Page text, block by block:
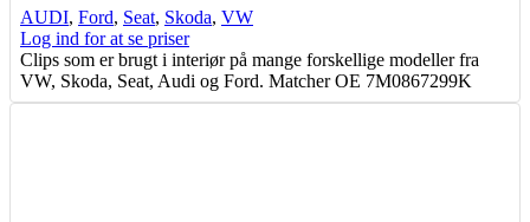
AUDI, Ford, Seat, Skoda, VW
Log ind for at se priser
Clips som er brugt i interiør på mange forskellige modeller fra
VW, Skoda, Seat, Audi og Ford. Matcher OE 7M0867299K